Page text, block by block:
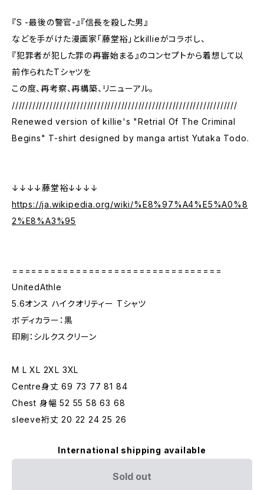
『S -最後の警官-』『信長を殺した男』
などを手がけた漫画家「藤堂裕」とkillieがコラボし、
『犯罪者が犯した罪の再審始まる』のコンセプトから着想して以
前作られたTシャツを
この度、再考察、再構築、リニューアル。
//////////////////////////////////////////////////////////////////
Renewed version of killie's "Retrial Of The Criminal
Begins" T-shirt designed by manga artist Yutaka Todo.
↓↓↓↓藤堂裕↓↓↓↓
https://ja.wikipedia.org/wiki/%E8%97%A4%E5%A0%8
2%E8%A3%95
=================================
UnitedAthle
5.6オンス ハイクオリティー Tシャツ
ボディカラー：黒
印刷：シルクスクリーン
M L XL 2XL 3XL
Centre身丈 69 73 77 81 84
Chest 身幅 52 55 58 63 68
sleeve裄丈 20 22 24 25 26
International shipping available
Sold out